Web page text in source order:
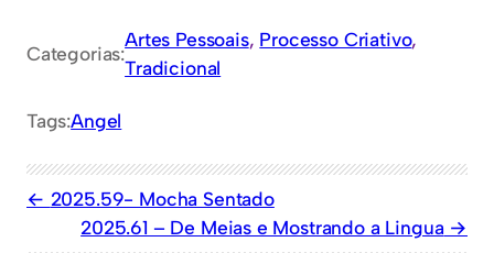
Categorias:
Artes Pessoais, Processo Criativo
Tradicional
Tags:Angel
2025.59- Mocha Sentado
2025.61 – De Meias e Mostrando a Lingua